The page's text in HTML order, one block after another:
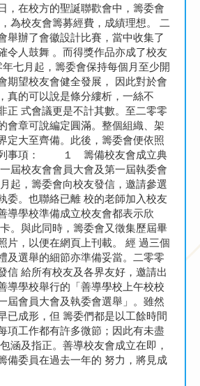
，在校方的聖誕聯歡會中，籌委會
為校友會籌募經費，成績理想。 二
舉辦了會徽設計比賽，當中收集了
令人鼓舞 。而得獎作品亦成了校友
七月起，籌委會保持每個月至少開
期望校友會健全發展， 因此對於會
真的可以說是條分縷析，一絲不
正 式會議更是不計其數。至二零零
會章可說編定圓滿。整個組織、架
定大至齊備。此後，籌委會便依照
列事項： １ 籌備校友會成立典
友會會員大會及第一屆執委會
起，籌委會向校友發信，邀請參選
委。也聯絡已離 校的老師加入校友
導學校準備成立校友會都表示欣
。與此同時，籌委會又徵集歷屆畢
片，以便在網頁上刊載。 經 過三個
及選舉的細節亦準備妥當。二零零
信 給所有校友及各界友好，邀請出
導學校舉行的「善導學校上午校校
屆會員大會及執委會選舉」。雖然
已成形，但 籌委們都是以工餘時間
項工作都有許多微節；因此有未盡
涵及指正。善導校友會成立在即，
備委員在過去一年的 努力，將見成